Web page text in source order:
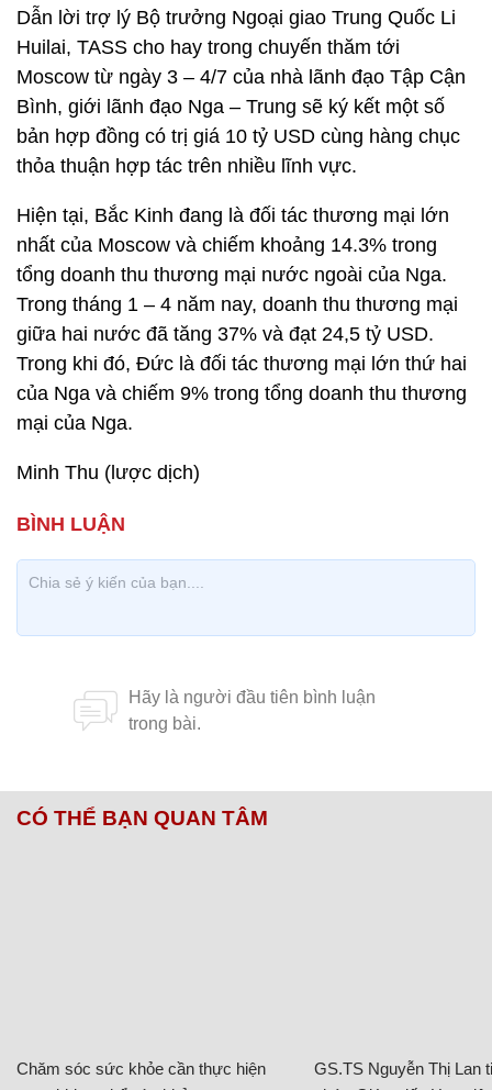
Dẫn lời trợ lý Bộ trưởng Ngoại giao Trung Quốc Li
Huilai, TASS cho hay trong chuyến thăm tới
Moscow từ ngày 3 – 4/7 của nhà lãnh đạo Tập Cận
Bình, giới lãnh đạo Nga – Trung sẽ ký kết một số
bản hợp đồng có trị giá 10 tỷ USD cùng hàng chục
thỏa thuận hợp tác trên nhiều lĩnh vực.
Hiện tại, Bắc Kinh đang là đối tác thương mại lớn
nhất của Moscow và chiếm khoảng 14.3% trong
tổng doanh thu thương mại nước ngoài của Nga.
Trong tháng 1 – 4 năm nay, doanh thu thương mại
giữa hai nước đã tăng 37% và đạt 24,5 tỷ USD.
Trong khi đó, Đức là đối tác thương mại lớn thứ hai
của Nga và chiếm 9% trong tổng doanh thu thương
mại của Nga.
Minh Thu (lược dịch)
CÓ THỂ BẠN QUAN TÂM
Chăm sóc sức khỏe cần thực hiện
GS.TS Nguyễn Thị Lan